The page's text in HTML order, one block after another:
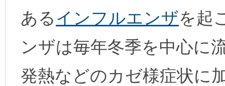
ある インフルエンザを起
ンザは毎年冬季を中心に
発熱などのカゼ様症状に